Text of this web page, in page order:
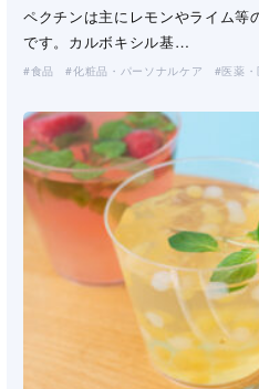
ペクチンは主にレモンやライム等
です。カルボキシル基…
食品 化粧品・パーソナルケア 医薬・